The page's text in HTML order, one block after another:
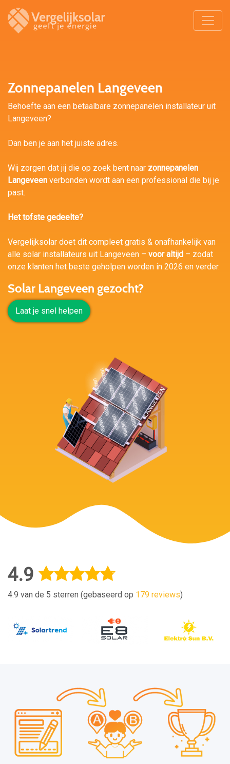
Zonnepanelen Langeveen
Behoefte aan een betaalbare zonnepanelen installateur uit
Langeveen?
Dan ben je aan het juiste adres.
Wij zorgen dat jij die op zoek bent naar zonnepanelen
Langeveen verbonden wordt aan een professional die bij je
past.
Het tofste gedeelte?
Vergelijksolar doet dit compleet gratis & onafhankelijk van
alle solar installateurs uit Langeveen – voor altijd – zodat
onze klanten het beste geholpen worden in 2026 en verder.
Solar Langeveen gezocht?
Laat je snel helpen
4.9
4.9 van de 5 sterren (gebaseerd op 179 reviews)